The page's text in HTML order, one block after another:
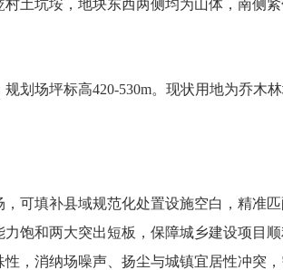
坑垵，地块东西两侧均为山体，南侧紧
场坪标高420-530m。现状用地为乔木
填补县域规范化处置设施空白，精准
饱和两大突出短板，保障城乡建设项目
，消纳场噪声、扬尘与城镇宜居性冲突